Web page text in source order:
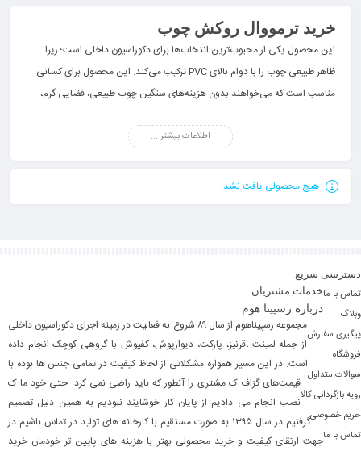
خرید ترمووال روکش چوب
این محصول یکی از محبوب‌ترین انتخاب‌ها برای دکوراسیون داخلی است؛ زیرا
ظاهر طبیعی چوب را با دوام بالای PVC ترکیب می‌کند. این محصول برای کسانی
مناسب است که می‌خواهند بدون هزینه‌های سنگین چوب طبیعی، فضایی گرم،
با طرح‌ها، رنگ‌ها و ضخامت‌های متنوع انتخاب کنید و فضای خانه یا محل کارتان را
ترمووال روکش چوب چیست؟
اهمیت دارد.
مزایا
۱. نصب آسان و سریع
ترمووال با اتصال کلیکی یا چسبی نصب می‌شود و شما می‌توانید بدون تخریب یا
هزینه بالا، دیوارها را در کوتاه‌ترین زمان بازسازی کنید.
۲. مقاومت بالا در برابر رطوبت
برخلاف ام‌دی‌اف یا چوب طبیعی، ترمووال روکش چوب در برابر رطوبت عملکرد بسیار
خوبی دارد و دچار بادکردگی یا کپک‌زدگی نمی‌شود. این ویژگی آن را برای آشپزخانه،
اطلاعات بیشتر ...
هیچ محصولی یافت نشد.
دسترسی سریع
تماس با ما
وبلاگ
پیگیری سفارش
فروشگاه
خدمات مشتریان
سوالات متداول
رویه بازگردانی کالا
حریم خصوصی
تماس با ما
درباره رسپینا هوم
مجموعه رسپیناهوم از سال ۸۹ شروع به فعالیت در زمینه اجرای دکوراسیون داخلی
از جمله لمینت ،قرنیز، پارکت، دیوارپوش، کفپوش با گروهی کوچک انجام داده
است. در این مسیر همواره مشکلاتی از لحاظ کیفیت در تمامی جنس ها بوده با
قیمت‌های گزاف ک مشتری را آنطور که باید راضی نمی کرد. حتی خود ما ک
نصب انجام می دادیم از پایان کار خوشایند نبودیم به همین دلیل تصمیم
گرفتیم در سال ۱۳۹۵ به صورت مستقیم با کارخانه های تولید در تماس باشیم در
جهت ارتقای کیفیت و خرید محصولی بهتر با هزینه های پایین تر خودمان خرید